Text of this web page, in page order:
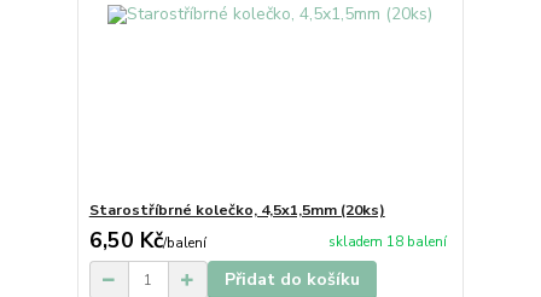
Starostříbrné kolečko, 4,5x1,5mm (20ks)
6,50 Kč/balení skladem 18 balení
Přidat do košíku